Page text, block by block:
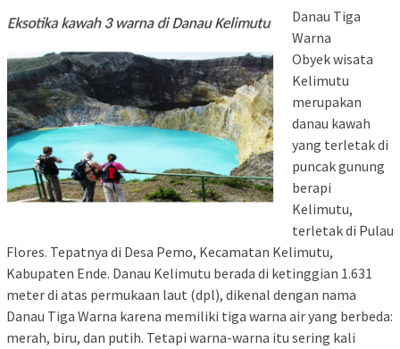
Danau Tiga
Warna
Obyek wisata
Kelimutu
merupakan
danau kawah
yang terletak di
puncak gunung
berapi
Kelimutu,
terletak di Pulau
Flores. Tepatnya di Desa Pemo, Kecamatan Kelimutu,
Kabupaten Ende. Danau Kelimutu berada di ketinggian 1.631
meter di atas permukaan laut (dpl), dikenal dengan nama
Danau Tiga Warna karena memiliki tiga warna air yang berbeda:
merah, biru, dan putih. Tetapi warna-warna itu sering kali